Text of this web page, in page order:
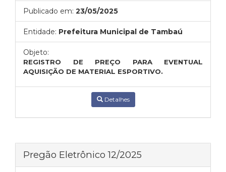
Publicado em: 23/05/2025
Entidade: Prefeitura Municipal de Tambaú
Objeto:
REGISTRO DE PREÇO PARA EVENTUAL
AQUISIÇÃO DE MATERIAL ESPORTIVO.
Detalhes
Pregão Eletrônico 12/2025